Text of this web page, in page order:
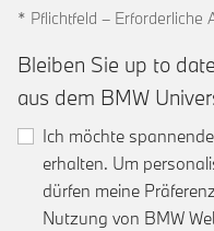
* Pflichtfeld – Erforderliche
Bleiben Sie up to
aus dem BMW
Ich möchte
erhalten. Um
dürfen meine
Nutzung von BMW